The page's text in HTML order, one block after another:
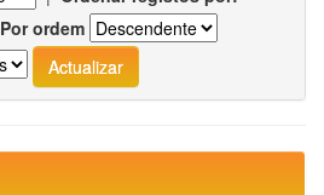
Por ordem